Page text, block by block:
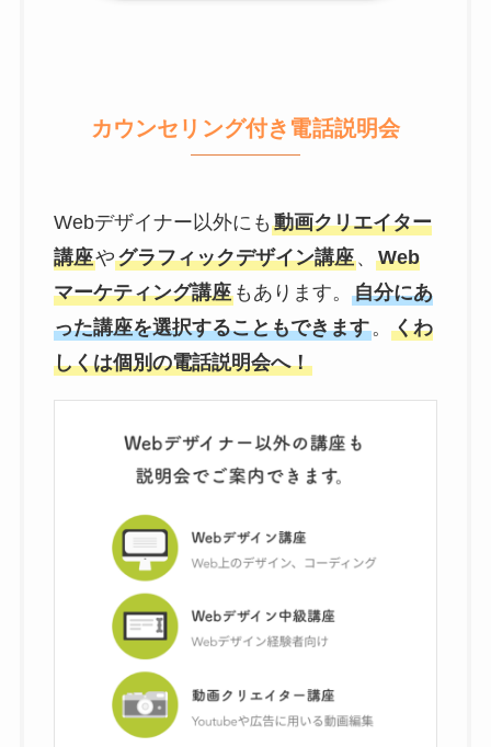
カウンセリング付き電話説明会
Webデザイナー以外にも 動画クリエイター
講座やグラフィックデザイン講座、 Web
マーケティング講座もあります。 自分にあ
った講座を選択することもできます。 くわ
しくは個別の電話説明会へ！